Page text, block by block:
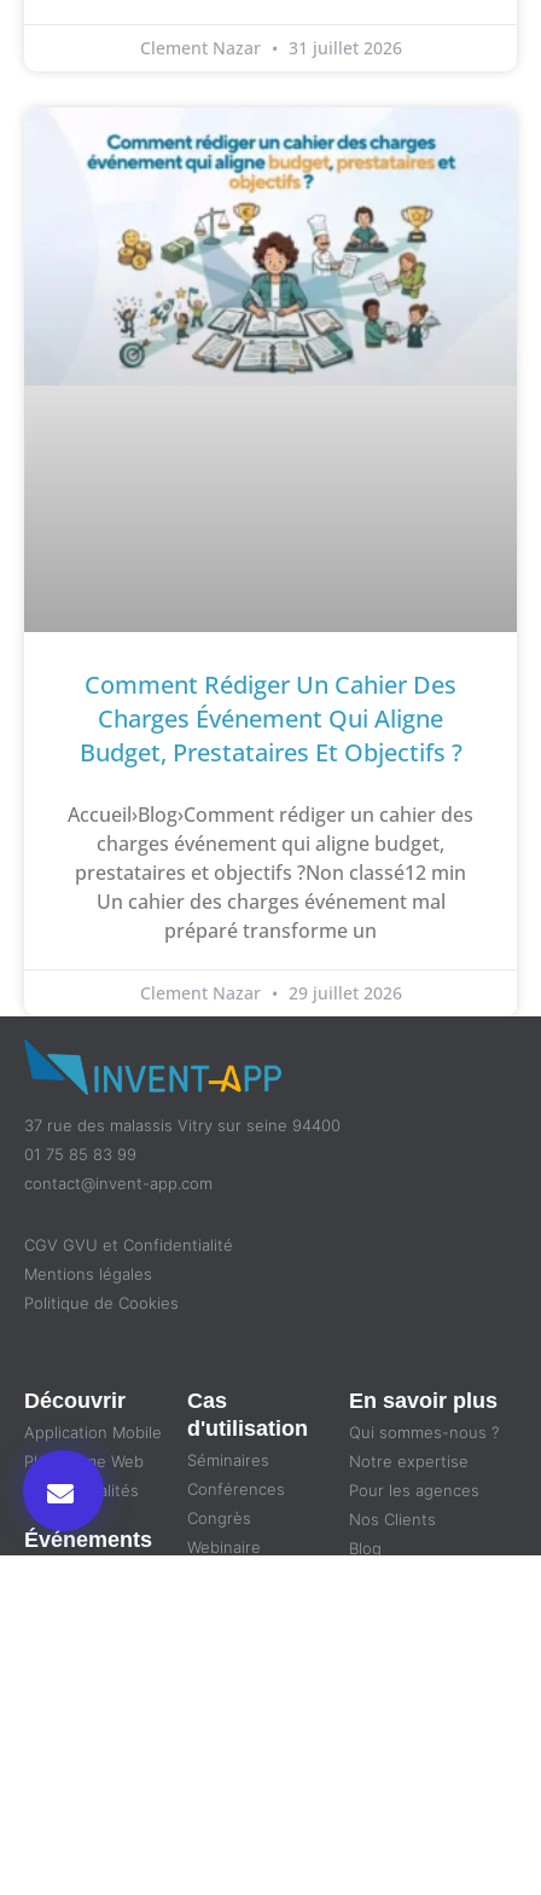
Clement Nazar 31 juillet 2026
Comment Rédiger Un Cahier Des
Charges Événement Qui Aligne
Budget, Prestataires Et Objectifs ?
Accueil›Blog›Comment rédiger un cahier des
charges événement qui aligne budget,
prestataires et objectifs ?Non classé12 min
Un cahier des charges événement mal
préparé transforme un
Clement Nazar 29 juillet 2026
37 rue des malassis Vitry sur seine 94400
01 75 85 83 99
contact@invent-app.com
CGV GVU et Confidentialité
Mentions légales
Politique de Cookies
Découvrir
Application Mobile
Plateforme Web
Fonctionnalités
Événements
Cas
d'utilisation
Séminaires
Conférences
Congrès
Webinaire
En savoir plus
Qui sommes-nous ?
Notre expertise
Pour les agences
Nos Clients
Blog